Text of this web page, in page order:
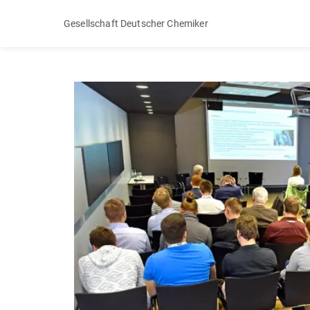
Gesellschaft Deutscher Chemiker